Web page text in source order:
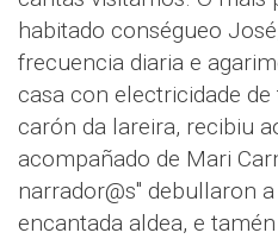
habitado conségueo
frecuencia diaria e
casa con electricidade
carón da lareira, recibiu
acompañado de Mari
narrador@s" debullaron
encantada aldea, e